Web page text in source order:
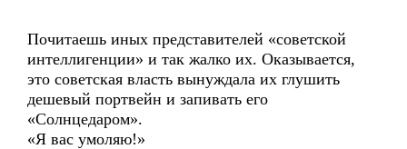
Почитаешь иных представителей «советской
интеллигенции» и так жалко их. Оказывается,
это советская власть вынуждала их глушить
дешевый портвейн и запивать его
«Солнцедаром».
«Я вас умоляю!»